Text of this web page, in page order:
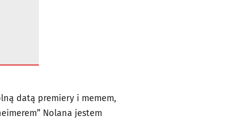
datą premiery i memem,
Nolana jestem